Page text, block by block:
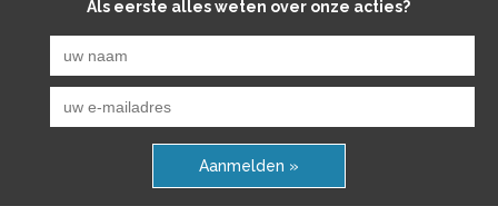
Als eerste alles weten over onze acties?
Aanmelden »